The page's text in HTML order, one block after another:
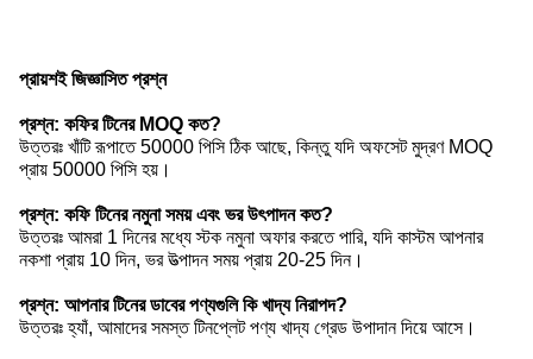
প্রায়শই জিজ্ঞাসিত প্রশ্ন
প্রশ্ন: কফির টিনের MOQ কত?
উত্তরঃ খাঁটি রূপাতে 50000 পিসি ঠিক আছে, কিন্তু যদি অফসেট মুদ্রণ MOQ
প্রায় 50000 পিসি হয়।
প্রশ্ন: কফি টিনের নমুনা সময় এবং ভর উৎপাদন কত?
উত্তরঃ আমরা 1 দিনের মধ্যে স্টক নমুনা অফার করতে পারি, যদি কাস্টম আপনার
নকশা প্রায় 10 দিন, ভর উত্পাদন সময় প্রায় 20-25 দিন।
প্রশ্ন: আপনার টিনের ডাবের পণ্যগুলি কি খাদ্য নিরাপদ?
উত্তরঃ হ্যাঁ, আমাদের সমস্ত টিনপ্লেট পণ্য খাদ্য গ্রেড উপাদান দিয়ে আসে।